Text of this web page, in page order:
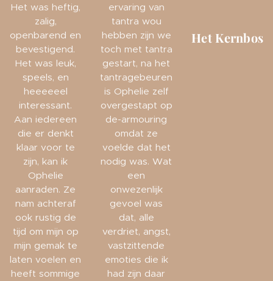
Het was heftig,
zalig,
openbarend en
bevestigend.
Het was leuk,
speels, en
heeeeeel
interessant.
Aan iedereen
die er denkt
klaar voor te
zijn, kan ik
Ophelie
aanraden. Ze
nam achteraf
ook rustig de
tijd om mijn op
mijn gemak te
laten voelen en
heeft sommige
ervaring van
tantra wou
hebben zijn we
toch met tantra
gestart, na het
tantragebeuren
is Ophelie zelf
overgestapt op
de-armouring
omdat ze
voelde dat het
nodig was. Wat
een
onwezenlijk
gevoel was
dat, alle
verdriet, angst,
vastzittende
emoties die ik
had zijn daar
Het Kernbos